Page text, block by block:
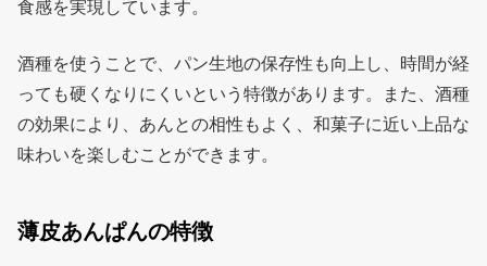
食感を実現しています。
酒種を使うことで、パン生地の保存性も向上し、時間が経
っても硬くなりにくいという特徴があります。また、酒種
の効果により、あんとの相性もよく、和菓子に近い上品な
味わいを楽しむことができます。
薄皮あんぱんの特徴